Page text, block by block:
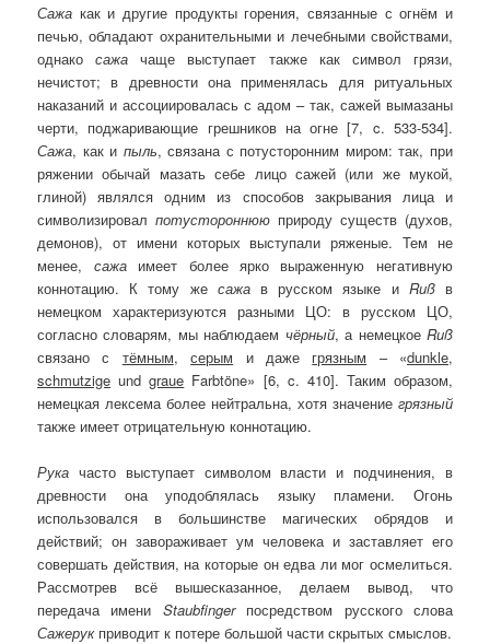
Сажа как и другие продукты горения, связанные с огнём и
печью, обладают охранительными и лечебными свойствами,
однакосажа чаще выступает также как символ грязи,
нечистот; в древности она применялась для ритуальных
наказаний и ассоциировалась с адом – так, сажей вымазаны
черти, поджаривающие грешников на огне [7, c. 533-534].
Сажа, как и пыль, связана с потусторонним миром: так, при
ряжении обычай мазать себе лицо сажей (или же мукой,
глиной) являлся одним из способов закрывания лица и
символизировалпотустороннюю природу существ (духов,
демонов), от имени которых выступали ряженые. Тем не
менее, сажаимеет более ярко выраженную негативную
коннотацию. К тому же сажав русском языке и Rußв
немецком характеризуются разными ЦО: в русском ЦО,
согласно словарям, мы наблюдаем чёрный, а немецкое Ruß
связано с тёмным,серым и даже грязным – «dunkle,
schmutzige undgraue Farbtöne» [6, c. 410]. Таким образом,
немецкая лексема более нейтральна, хотя значение грязный
также имеет отрицательную коннотацию.
Рука часто выступает символом власти и подчинения, в
древности она уподоблялась языку пламени. Огонь
использовался в большинстве магических обрядов и
действий; он завораживает ум человека и заставляет его
совершать действия, на которые он едва ли мог осмелиться.
Рассмотрев всё вышесказанное, делаем вывод, что
передача имени Staubfingerпосредством русского слова
Сажерукприводит к потере большой части скрытых смыслов.